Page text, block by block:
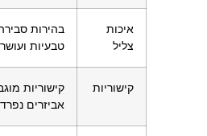
איכות
צליל
בהירות
טבעיות
קישוריות
קישוריות
אביזרים